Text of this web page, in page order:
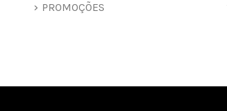
PROMOÇÕES